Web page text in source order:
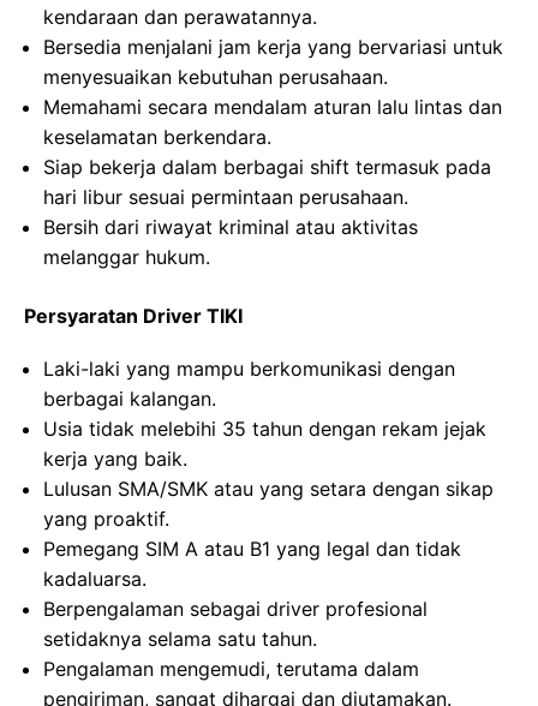
kendaraan dan perawatannya.
Bersedia menjalani jam kerja yang bervariasi untuk
menyesuaikan kebutuhan perusahaan.
Memahami secara mendalam aturan lalu lintas dan
keselamatan berkendara.
Siap bekerja dalam berbagai shift termasuk pada
hari libur sesuai permintaan perusahaan.
Bersih dari riwayat kriminal atau aktivitas
melanggar hukum.
Persyaratan Driver TIKI
Laki-laki yang mampu berkomunikasi dengan
berbagai kalangan.
Usia tidak melebihi 35 tahun dengan rekam jejak
kerja yang baik.
Lulusan SMA/SMK atau yang setara dengan sikap
yang proaktif.
Pemegang SIM A atau B1 yang legal dan tidak
kadaluarsa.
Berpengalaman sebagai driver profesional
setidaknya selama satu tahun.
Pengalaman mengemudi, terutama dalam
pengiriman, sangat dihargai dan diutamakan.